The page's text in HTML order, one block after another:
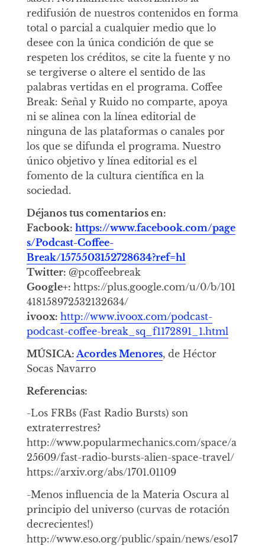
redifusión de nuestros contenidos en forma
total o parcial a cualquier medio que lo
desee con la única condición de que se
respeten los créditos, se cite la fuente y no
se tergiverse o altere el sentido de las
palabras vertidas en el programa. Coffee
Break: Señal y Ruido no comparte, apoya
ni se alinea con la línea editorial de
ninguna de las plataformas o canales por
los que se difunda el programa. Nuestro
único objetivo y línea editorial es el
fomento de la cultura científica en la
sociedad.
Déjanos tus comentarios en:
Facbook: https://www.facebook.com/page
s/Podcast-Coffee-
Break/1575503152728634?ref=hl
Twitter: @pcoffeebreak
Google+: https://plus.google.com/u/0/b/101
418158972532132634/
ivoox: http://www.ivoox.com/podcast-
podcast-coffee-break_sq_f1172891_1.html
MÚSICA: Acordes Menores, de Héctor
Socas Navarro
Referencias:
-Los FRBs (Fast Radio Bursts) son
extraterrestres?
http://www.popularmechanics.com/space/a
25609/fast-radio-bursts-alien-space-travel/
https://arxiv.org/abs/1701.01109
-Menos influencia de la Materia Oscura al
principio del universo (curvas de rotación
decrecientes!)
http://www.eso.org/public/spain/news/eso17